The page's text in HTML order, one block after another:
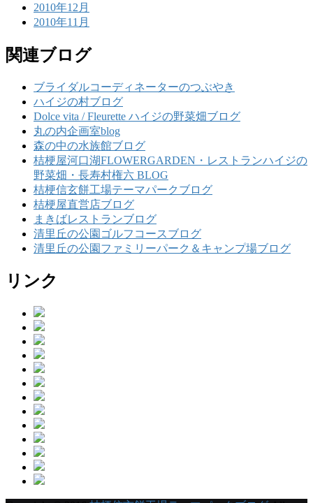
2010年12月
2010年11月
関連ブログ
ブライダルコーディネーターのつぶやき
ハイジの村ブログ
Dolce vita / Fleurette ハイジの野菜畑ブログ
丸の内企画室blog
森の中の水族館ブログ
桔梗屋河口湖FLOWERGARDEN・レストランハイジの
野菜畑・長寿村権六 BLOG
桔梗信玄餅工場テーマパークブログ
桔梗屋直営店ブログ
まきばレストランブログ
清里丘の公園ゴルフコースブログ
清里丘の公園ファミリーパーク＆キャンプ場ブログ
リンク